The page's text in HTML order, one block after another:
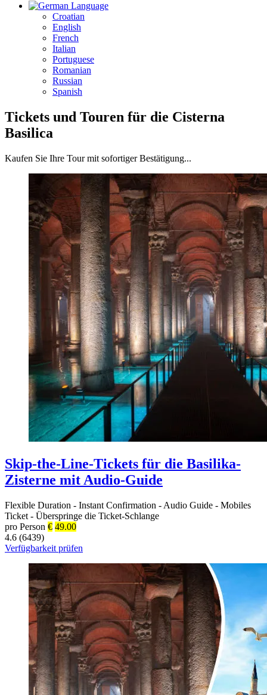
Language
Croatian
English
French
Italian
Portuguese
Romanian
Russian
Spanish
Tickets und Touren für die Cisterna
Basilica
Kaufen Sie Ihre Tour mit sofortiger Bestätigung...
Skip-the-Line-Tickets für die Basilika-
Zisterne mit Audio-Guide
Flexible Duration - Instant Confirmation - Audio Guide - Mobiles
Ticket - Überspringe die Ticket-Schlange
pro Person € 49.00
4.6 (6439)
Verfügbarkeit prüfen